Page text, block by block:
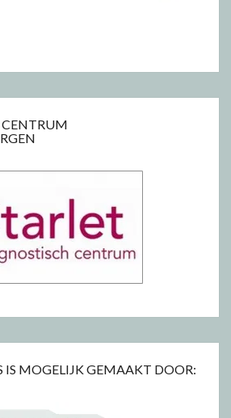
IS MOGELIJK GEMAAKT DOOR: